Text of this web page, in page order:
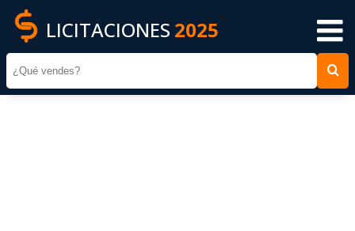
LICITACIONES 2025